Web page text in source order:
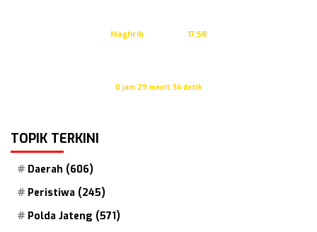
Maghrib 17:58
0 jam 29 menit 33 detik
TOPIK TERKINI
Daerah (606)
Peristiwa (245)
Polda Jateng (571)